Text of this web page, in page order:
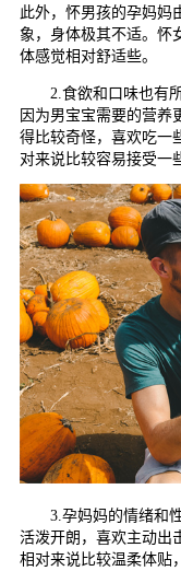
此外，怀男孩的孕妈妈
象，身体极其不适。怀
体感觉相对舒适些。
2.食欲和口味也有所
因为男宝宝需要的营养
得比较奇怪，喜欢吃一
对来说比较容易接受一
3.孕妈妈的情绪和性
活泼开朗，喜欢主动出
相对来说比较温柔体贴